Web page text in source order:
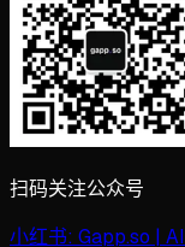
扫码关注公众号
小红书: Gapp.so |